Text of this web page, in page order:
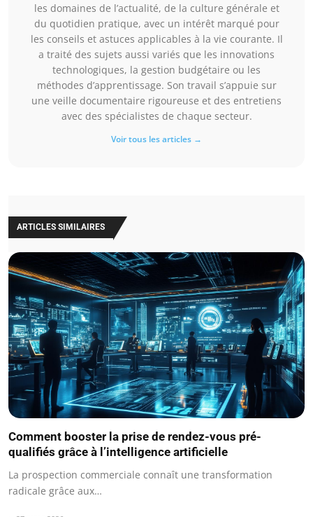
les domaines de l’actualité, de la culture générale et
du quotidien pratique, avec un intérêt marqué pour
les conseils et astuces applicables à la vie courante. Il
a traité des sujets aussi variés que les innovations
technologiques, la gestion budgétaire ou les
méthodes d’apprentissage. Son travail s’appuie sur
une veille documentaire rigoureuse et des entretiens
avec des spécialistes de chaque secteur.
Voir tous les articles →
ARTICLES SIMILAIRES
Comment booster la prise de rendez-vous pré-
qualifiés grâce à l’intelligence artificielle
La prospection commerciale connaît une transformation
radicale grâce aux…